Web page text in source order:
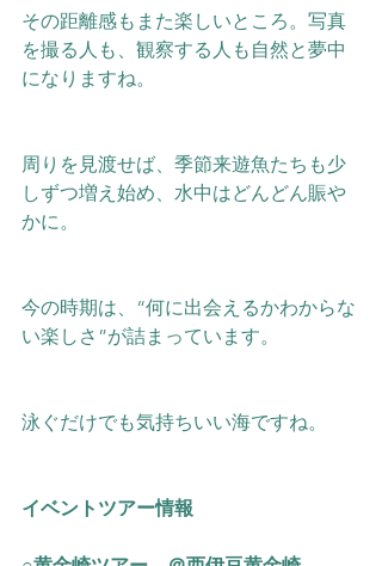
その距離感もまた楽しいところ。写真
を撮る人も、観察する人も自然と夢中
になりますね。
周りを見渡せば、季節来遊魚たちも少
しずつ増え始め、水中はどんどん賑や
かに。
今の時期は、“何に出会えるかわからな
い楽しさ”が詰まっています。
泳ぐだけでも気持ちいい海ですね。
イベントツアー情報